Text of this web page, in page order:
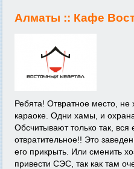
Алматы :: Кафе
Ребята! Отвратное место,
караоке. Одни хамы, и
Обсчитывают только так, вся
отвратительное!! Это
его прикрыть. Или сменить
привести СЭС, так как там